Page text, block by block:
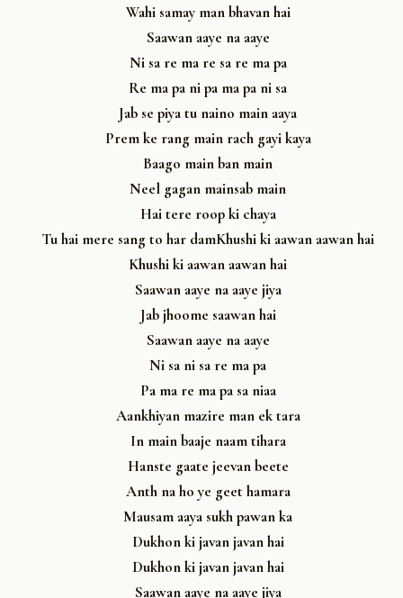
Wahi samay man bhavan hai
Saawan aaye na aaye
Ni sa re ma re sa re ma pa
Re ma pa ni pa ma pa ni sa
Jab se piya tu naino main aaya
Prem ke rang main rach gayi kaya
Baago main ban main
Neel gagan mainsab main
Hai tere roop ki chaya
Tu hai mere sang to har damKhushi ki aawan aawan hai
Khushi ki aawan aawan hai
Saawan aaye na aaye jiya
Jab jhoome saawan hai
Saawan aaye na aaye
Ni sa ni sa re ma pa
Pa ma re ma pa sa niaa
Aankhiyan mazire man ek tara
In main baaje naam tihara
Hanste gaate jeevan beete
Anth na ho ye geet hamara
Mausam aaya sukh pawan ka
Dukhon ki javan javan hai
Dukhon ki javan javan hai
Saawan aaye na aaye jiya